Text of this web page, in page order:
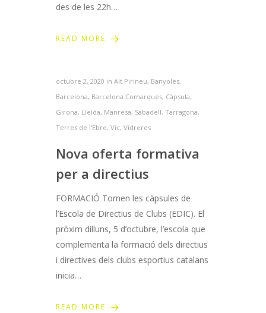
des de les 22h…
READ MORE
octubre 2, 2020 in Alt Pirineu, Banyoles,
Barcelona, Barcelona Comarques, Càpsula,
Girona, Lleida, Manresa, Sabadell, Tarragona,
Terres de l'Ebre, Vic, Vidreres
Nova oferta formativa
per a directius
FORMACIÓ Tornen les càpsules de
l’Escola de Directius de Clubs (EDIC). El
pròxim dilluns, 5 d’octubre, l’escola que
complementa la formació dels directius
i directives dels clubs esportius catalans
inicia…
READ MORE